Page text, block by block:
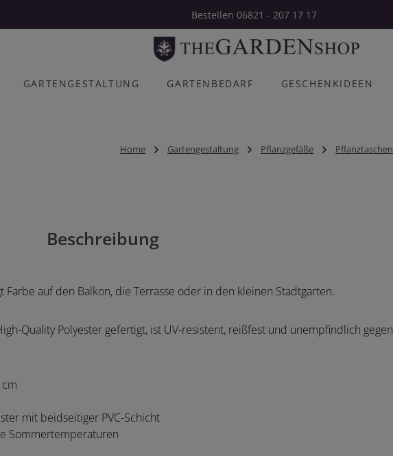
Bestellen 06821 - 207 17 17
GARTENGESTALTUNG GARTENBEDARF GESCHENKIDEEN
Home Gartengestaltung Pflanzgefäße Pflanztaschen
Beschreibung
Farbe auf den Balkon, die Terrasse oder in den kleinen Stadtgarten.
Quality Polyester gefertigt, ist UV-resistent, reißfest und unempfindlich gegen
mit beidseitiger PVC-Schicht
Sommertemperaturen